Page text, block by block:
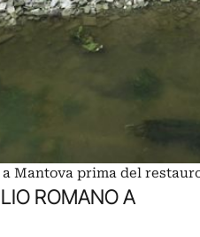
Mantova prima del
ROMANO A